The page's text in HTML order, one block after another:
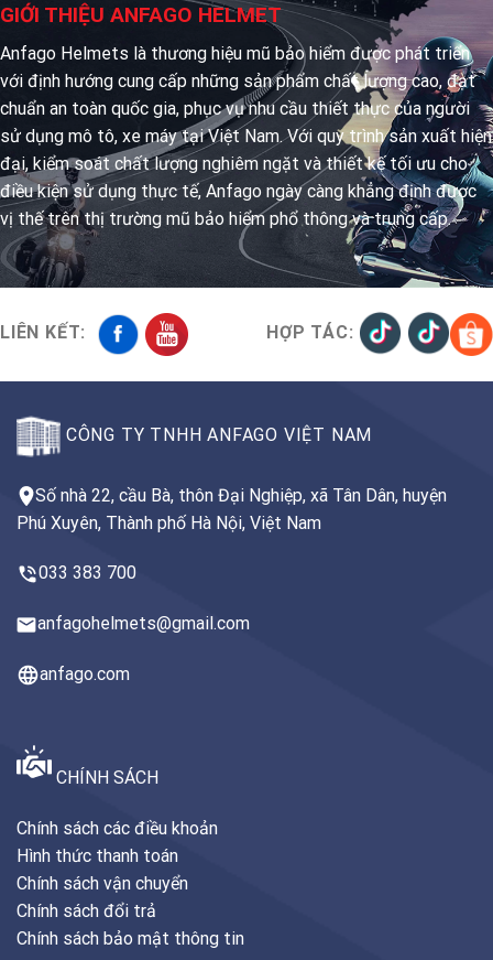
GIỚI THIỆU ANFAGO HELMET
Anfago Helmets là thương hiệu mũ bảo hiểm được phát triển
với định hướng cung cấp những sản phẩm chất lượng cao, đạt
chuẩn an toàn quốc gia, phục vụ nhu cầu thiết thực của người
sử dụng mô tô, xe máy tại Việt Nam. Với quy trình sản xuất hiện
đại, kiểm soát chất lượng nghiêm ngặt và thiết kế tối ưu cho
điều kiện sử dụng thực tế, Anfago ngày càng khẳng định được
vị thế trên thị trường mũ bảo hiểm phổ thông và trung cấp.
LIÊN KẾT: HỢP TÁC:
CÔNG TY TNHH ANFAGO VIỆT NAM
Số nhà 22, cầu Bà, thôn Đại Nghiệp, xã Tân Dân, huyện
Phú Xuyên, Thành phố Hà Nội, Việt Nam
033 383 700
anfagohelmets@gmail.com
anfago.com
CHÍNH SÁCH
Chính sách các điều khoản
Hình thức thanh toán
Chính sách vận chuyển
Chính sách đổi trả
Chính sách bảo mật thông tin